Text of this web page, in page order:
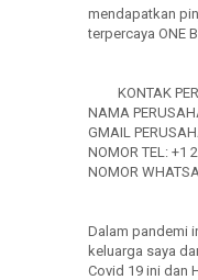
mendapatkan
terpercaya ONE
KONTAK
NAMA
GMAIL
NOMOR TEL: +1
NOMOR
Dalam pandemi
keluarga saya
Covid 19 ini dan